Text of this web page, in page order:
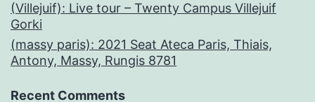
(Villejuif): Live tour – Twenty Campus Villejuif
Gorki
(massy paris): 2021 Seat Ateca Paris, Thiais,
Antony, Massy, Rungis 8781
Recent Comments